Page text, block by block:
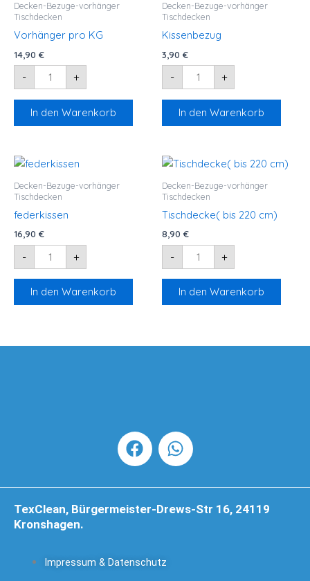
Decken-Bezuge-vorhänger
Tischdecken
Vorhänger pro KG
14,90 €
-
Menge
+
In den Warenkorb
Decken-Bezuge-vorhänger
Tischdecken
Kissenbezug
3,90 €
- +
In den Warenkorb
Decken-Bezuge-vorhänger
Tischdecken
federkissen
16,90 €
-
federkissen
Menge
+
In den Warenkorb
Decken-Bezuge-vorhänger
Tischdecken
Tischdecke( bis 220 cm)
8,90 €
-
Tischdecke(
bis
cm)
Menge
+
In den Warenkorb
F
a
e
b
k
W
h
t
s
TexClean, Bürgermeister-Drews-Str 16, 24119
Kronshagen.
Impressum & Datenschutz